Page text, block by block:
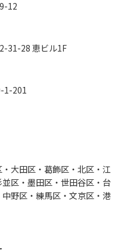
12
31-28 恵ビル1F
1-201
大田区・葛飾区・北区・江
区・墨田区・世田谷区・台
野区・練馬区・文京区・港